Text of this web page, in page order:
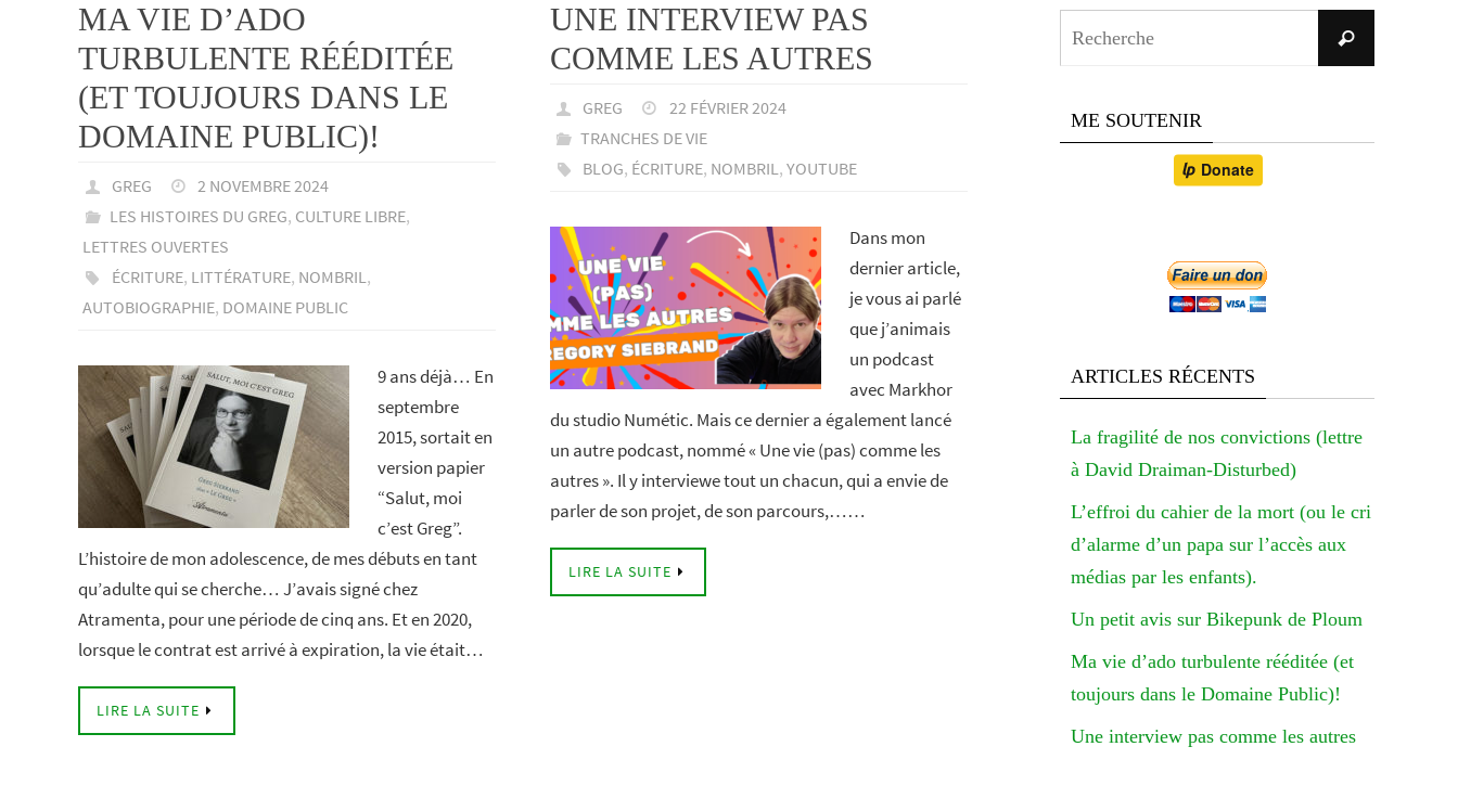
MA VIE D’ADO
TURBULENTE RÉÉDITÉE
(ET TOUJOURS DANS LE
DOMAINE PUBLIC)!
GREG
2 NOVEMBRE 2024
LES HISTOIRES DU GREG, CULTURE LIBRE,
LETTRES OUVERTES
ÉCRITURE, LITTÉRATURE, NOMBRIL,
AUTOBIOGRAPHIE, DOMAINE PUBLIC
9 ans déjà… En
septembre
2015, sortait en
version papier
“Salut, moi
c’est Greg”.
L’histoire de mon adolescence, de mes débuts en tant
qu’adulte qui se cherche… J’avais signé chez
Atramenta, pour une période de cinq ans. Et en 2020,
lorsque le contrat est arrivé à expiration, la vie était…
LIRE LA SUITE
UNE INTERVIEW PAS
COMME LES AUTRES
GREG
22 FÉVRIER 2024
TRANCHES DE VIE
BLOG, ÉCRITURE, NOMBRIL,YOUTUBE
Dans mon
dernier article,
je vous ai parlé
que j’animais
un podcast
avec Markhor
du studio Numétic. Mais ce dernier a également lancé
un autre podcast, nommé « Une vie (pas) comme les
autres ». Il y interviewe tout un chacun, qui a envie de
parler de son projet, de son parcours,……
LIRE LA SUITE
Recherche
ME SOUTENIR
ARTICLES RÉCENTS
La fragilité de nos convictions (lettre
à David Draiman-Disturbed)
L’effroi du cahier de la mort (ou le cri
d’alarme d’un papa sur l’accès aux
médias par les enfants).
Un petit avis sur Bikepunk de Ploum
Ma vie d’ado turbulente rééditée (et
toujours dans le Domaine Public)!
Une interview pas comme les autres